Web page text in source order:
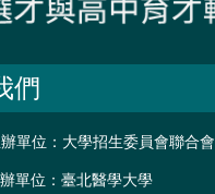
們
單位：大學招生委員會聯合會
單位：臺北醫學大學